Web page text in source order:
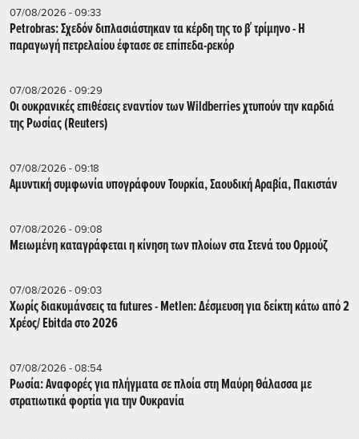
07/08/2026 - 09:33
Petrobras: Σχεδόν διπλασιάστηκαν τα κέρδη της το β΄ τρίμηνο - Η
παραγωγή πετρελαίου έφτασε σε επίπεδα-ρεκόρ
07/08/2026 - 09:29
Οι ουκρανικές επιθέσεις εναντίον των Wildberries χτυπούν την καρδιά
της Ρωσίας (Reuters)
07/08/2026 - 09:18
Αμυντική συμφωνία υπογράφουν Τουρκία, Σαουδική Αραβία, Πακιστάν
07/08/2026 - 09:08
Μειωμένη καταγράφεται η κίνηση των πλοίων στα Στενά του Ορμούζ
07/08/2026 - 09:03
Χωρίς διακυμάνσεις τα futures - Metlen: Δέσμευση για δείκτη κάτω από 2
Χρέος/ Εbitda στο 2026
07/08/2026 - 08:54
Ρωσία: Αναφορές για πλήγματα σε πλοία στη Μαύρη Θάλασσα με
στρατιωτικά φορτία για την Ουκρανία